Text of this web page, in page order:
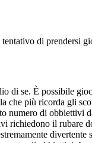
di prendersi
di se. È possibile
che più ricorda gli
numero di obbiettivi
richiedono il rubare
divertente